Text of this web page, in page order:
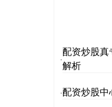
·
配资炒股
解析
·配资炒股